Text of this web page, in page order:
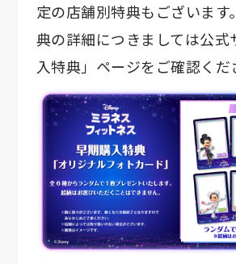
定の店舗別特典もございます
典の詳細につきましては公式
入特典」ページをご確認くだ